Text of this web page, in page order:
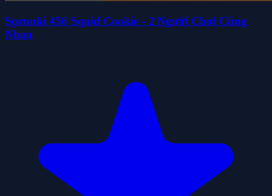
Sprunki 456 Squid Cookie - 2 Người Chơi Cùng
Nhau